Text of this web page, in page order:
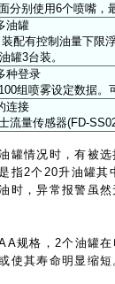
分别使用6个喷嘴，
油罐
装配有控制油量下限
罐3台装。
种登录
组喷雾设定数据。
连接
流量传感器(FD-
罐情况时，有被
指2个20升油罐其
时，异常报警虽
AA规格，2个油罐
使其寿命明显缩短